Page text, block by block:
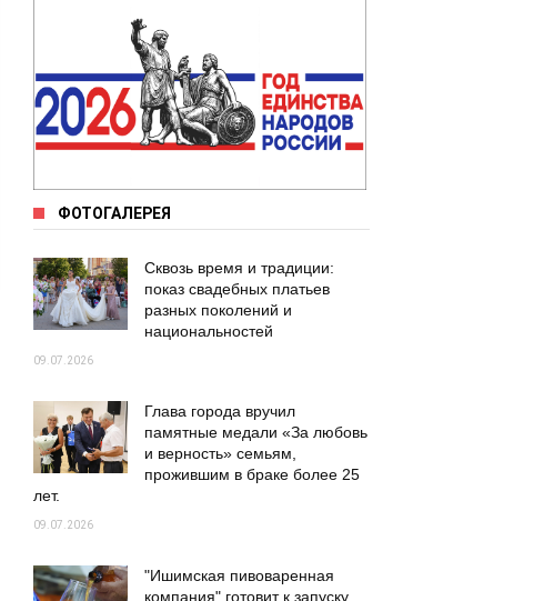
ФОТОГАЛЕРЕЯ
Сквозь время и традиции:
показ свадебных платьев
разных поколений и
национальностей
09.07.2026
Глава города вручил
памятные медали «За любовь
и верность» семьям,
прожившим в браке более 25
лет.
09.07.2026
"Ишимская пивоваренная
компания" готовит к запуску